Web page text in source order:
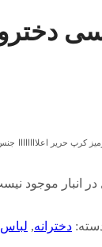
کرپ حریر اعلاااااااا
انبار موجود
دخترانه,